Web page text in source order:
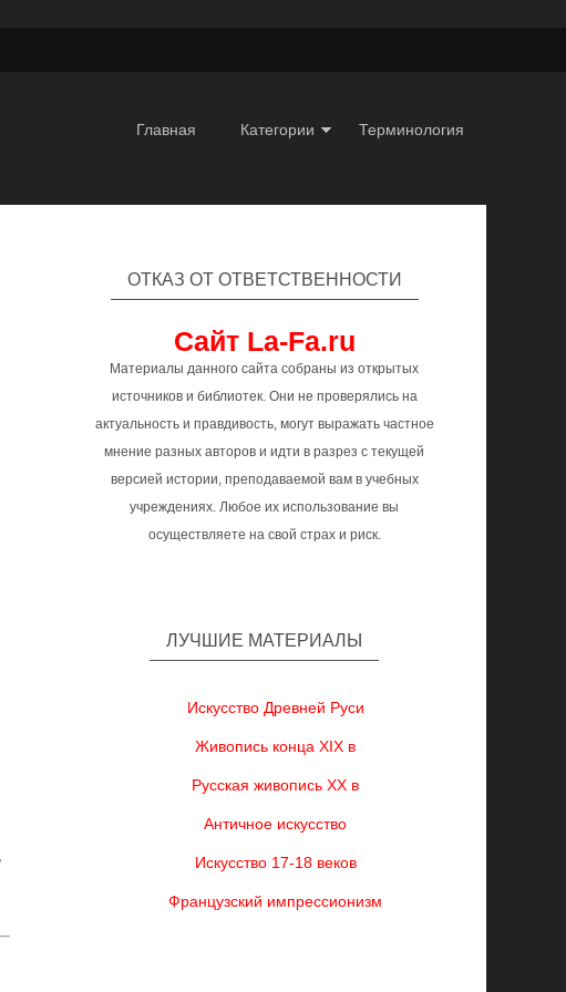
Главная Категории Терминология
ОТКАЗ ОТ ОТВЕТСТВЕННОСТИ
Сайт La-Fa.ru
Материалы данного сайта собраны из открытых
источников и библиотек. Они не проверялись на
актуальность и правдивость, могут выражать частное
мнение разных авторов и идти в разрез с текущей
версией истории, преподаваемой вам в учебных
учреждениях. Любое их использование вы
осуществляете на свой страх и риск.
ЛУЧШИЕ МАТЕРИАЛЫ
Искусство Древней Руси
Живопись конца XIX в
Русская живопись XX в
Античное искусство
Искусство 17-18 веков
Французский импрессионизм